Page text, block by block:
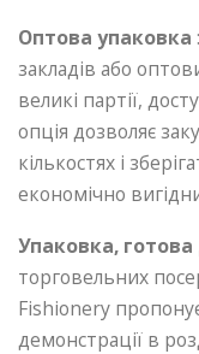
Оптова упаковка
закладів або
великі партії,
опція дозволяє
кількостях і
економічно
Упаковка, готова
торговельних
Fishionery
демонстрації в